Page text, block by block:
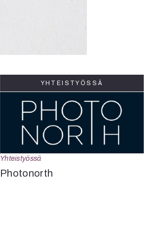
YHTEISTYÖSSÄ
Yhteistyössä
Photonorth